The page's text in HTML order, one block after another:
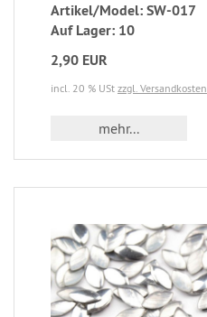
Artikel/Model: SW-017
Auf Lager: 10
2,90 EUR
incl. 20 % USt zzgl. Versandkosten
mehr...